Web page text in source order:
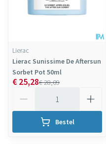
Lierac
Lierac Sunissime De Aftersun
Sorbet Pot 50ml
€ 28,09
€ 25,28
Bestel